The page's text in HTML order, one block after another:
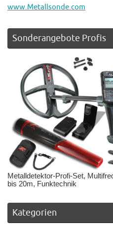
www.Metallsonde.com
Sonderangebote Profis
Metalldetektor-Profi-Set,
bis 20m, Funktechnik
Kategorien